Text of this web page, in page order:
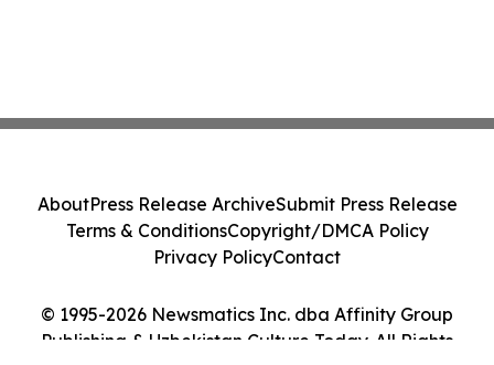
© 1995-2026 Newsmatics Inc. dba Affinity Group
Publishing & Uzbekistan Culture Today. All Rights
AboutPress Release ArchiveSubmit Press Release
Terms & ConditionsCopyright/DMCA Policy
Privacy PolicyContact